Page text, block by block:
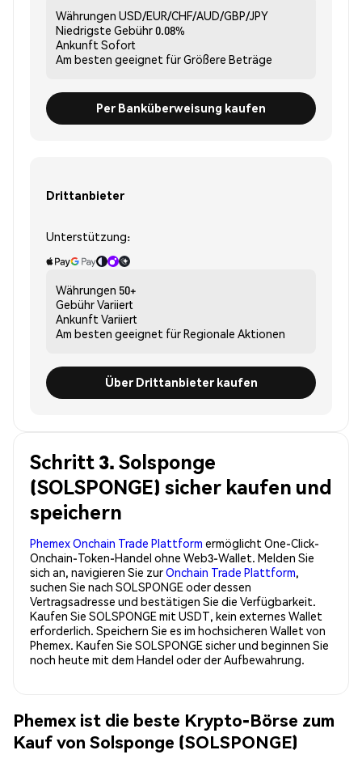
Währungen USD/EUR/CHF/AUD/GBP/JPY
Niedrigste Gebühr0.08%
Ankunft Sofort
Am besten geeignet fürGrößere Beträge
Per Banküberweisung kaufen
Drittanbieter
Unterstützung:
Währungen 50+
GebührVariiert
Ankunft Variiert
Am besten geeignet fürRegionale Aktionen
Über Drittanbieter kaufen
Schritt 3. Solsponge
(SOLSPONGE) sicher kaufen und
speichern
Phemex Onchain Trade Plattform ermöglicht One-Click-
Onchain-Token-Handel ohne Web3-Wallet. Melden Sie
sich an, navigieren Sie zurOnchain Trade Plattform,
suchen Sie nach SOLSPONGE oder dessen
Vertragsadresse und bestätigen Sie die Verfügbarkeit.
Kaufen Sie SOLSPONGE mit USDT, kein externes Wallet
erforderlich. Speichern Sie es im hochsicheren Wallet von
Phemex. Kaufen Sie SOLSPONGE sicher und beginnen Sie
noch heute mit dem Handel oder der Aufbewahrung.
Phemex ist die beste Krypto-Börse zum
Kauf von Solsponge (SOLSPONGE)